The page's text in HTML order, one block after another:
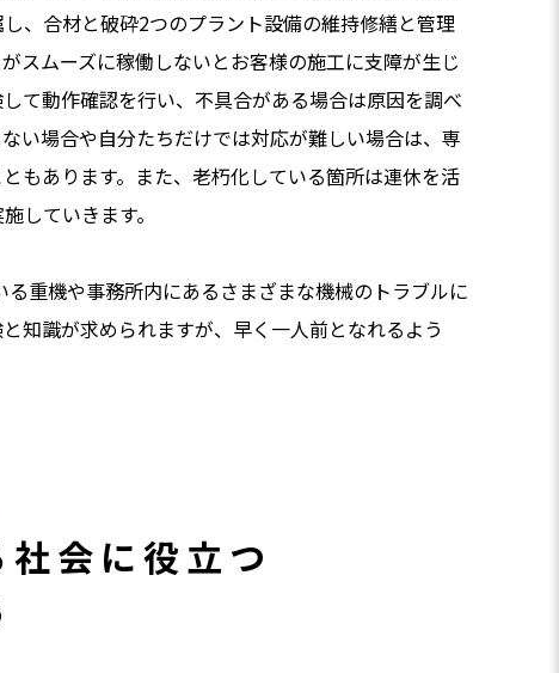
、合材と破砕2つのプラント設備の維持修繕と管理
スムーズに稼働しないとお客様の施工に支障が生じ
て動作確認を行い、不具合がある場合は原因を調べ
い場合や自分たちだけでは対応が難しい場合は、専
もあります。また、老朽化している箇所は連休を活
していきます。
重機や事務所内にあるさまざまな機械のトラブルに
知識が求められますが、早く一人前となれるよう
会に役立つ